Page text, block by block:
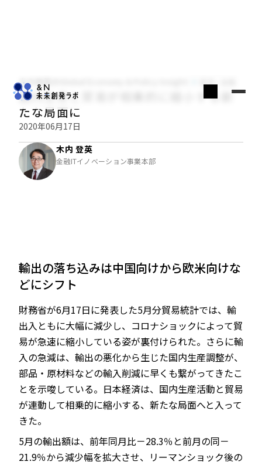
JP EN
木内登英のGlobal Economy & Policy Insight
国内生産と貿易が相乗的に縮小する新
たな局面に
2020年06月17日
木内 登英
金融ITイノベーション事業本部
輸出の落ち込みは中国向けから欧米向けな
どにシフト
財務省が6月17日に発表した5月分貿易統計では、輸
出入ともに大幅に減少し、コロナショックによって貿
易が急速に縮小している姿が裏付けられた。さらに輸
入の急減は、輸出の悪化から生じた国内生産調整が、
部品・原材料などの輸入削減に早くも繋がってきたこ
とを示唆している。日本経済は、国内生産活動と貿易
が連動して相乗的に縮小する、新たな局面へと入って
きた。
5月の輸出額は、前年同月比－28.3％と前月の同－
21.9％から減少幅を拡大させ、リーマンショック後の